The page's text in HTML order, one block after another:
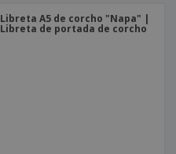
Libreta A5 de corcho "Napa" |
Libreta de portada de corcho